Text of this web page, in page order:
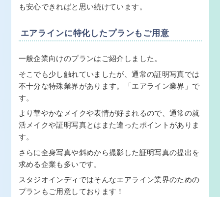
も安心できればと思い続けています。
エアラインに特化したプランもご用意
一般企業向けのプランはご紹介しました。
そこでも少し触れていましたが、通常の証明写真では
不十分な特殊業界があります。「エアライン業界」で
す。
より華やかなメイクや表情が好まれるので、通常の就
活メイクや証明写真とはまた違ったポイントがありま
す。
さらに全身写真や斜めから撮影した証明写真の提出を
求める企業も多いです。
スタジオインディではそんなエアライン業界のための
プランもご用意しております！